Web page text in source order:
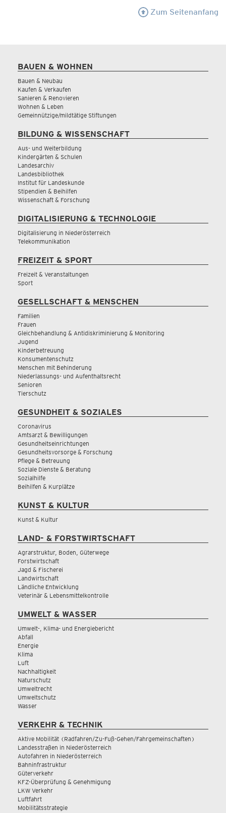
Zum Seitenanfang
BAUEN & WOHNEN
Bauen & Neubau
Kaufen & Verkaufen
Sanieren & Renovieren
Wohnen & Leben
Gemeinnützige/mildtätige Stiftungen
BILDUNG & WISSENSCHAFT
Aus- und Weiterbildung
Kindergärten & Schulen
Landesarchiv
Landesbibliothek
Institut für Landeskunde
Stipendien & Beihilfen
Wissenschaft & Forschung
DIGITALISIERUNG & TECHNOLOGIE
Digitalisierung in Niederösterreich
Telekommunikation
FREIZEIT & SPORT
Freizeit & Veranstaltungen
Sport
GESELLSCHAFT & MENSCHEN
Familien
Frauen
Gleichbehandlung & Antidiskriminierung & Monitoring
Jugend
Kinderbetreuung
Konsumentenschutz
Menschen mit Behinderung
Niederlassungs- und Aufenthaltsrecht
Senioren
Tierschutz
GESUNDHEIT & SOZIALES
Coronavirus
Amtsarzt & Bewilligungen
Gesundheitseinrichtungen
Gesundheitsvorsorge & Forschung
Pflege & Betreuung
Soziale Dienste & Beratung
Sozialhilfe
Beihilfen & Kurplätze
KUNST & KULTUR
Kunst & Kultur
LAND- & FORSTWIRTSCHAFT
Agrarstruktur, Boden, Güterwege
Forstwirtschaft
Jagd & Fischerei
Landwirtschaft
Ländliche Entwicklung
Veterinär & Lebensmittelkontrolle
UMWELT & WASSER
Umwelt-, Klima- und Energiebericht
Abfall
Energie
Klima
Luft
Nachhaltigkeit
Naturschutz
Umweltrecht
Umweltschutz
Wasser
VERKEHR & TECHNIK
Aktive Mobilität (Radfahren/Zu-Fuß-Gehen/Fahrgemeinschaften)
Landesstraßen in Niederösterreich
Autofahren in Niederösterreich
Bahninfrastruktur
Güterverkehr
KFZ-Überprüfung & Genehmigung
LKW Verkehr
Luftfahrt
Mobilitätsstrategie